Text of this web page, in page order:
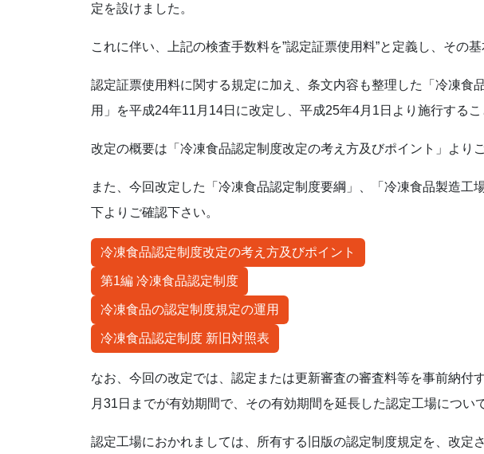
定を設けました。
これに伴い、上記の検査手数料を”認定証票使用料”と定義し、その
認定証票使用料に関する規定に加え、条文内容も整理した「冷凍
用」を平成24年11月14日に改定し、平成25年4月1日より施行する
改定の概要は「冷凍食品認定制度改定の考え方及びポイント」より
また、今回改定した「冷凍食品認定制度要綱」、「冷凍食品製造
下よりご確認下さい。
冷凍食品認定制度改定の考え方及びポイント
第1編 冷凍食品認定制度
冷凍食品の認定制度規定の運用
冷凍食品認定制度 新旧対照表
なお、今回の改定では、認定または更新審査の審査料等を事前納
月31日までが有効期間で、その有効期間を延長した認定工場につい
認定工場におかれましては、所有する旧版の認定制度規定を、改